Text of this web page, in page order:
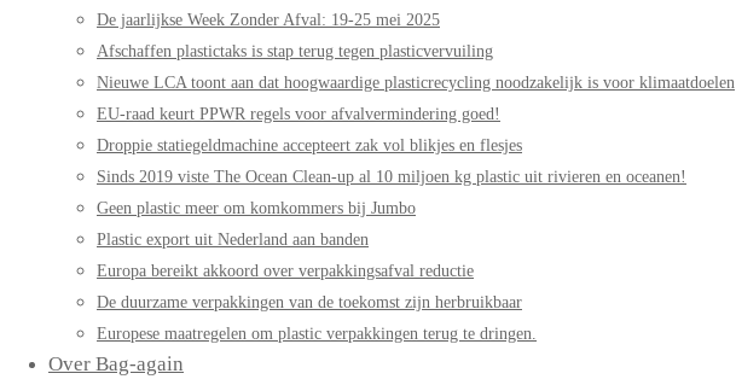
De jaarlijkse Week Zonder Afval: 19-25 mei 2025
Afschaffen plastictaks is stap terug tegen plasticvervuiling
Nieuwe LCA toont aan dat hoogwaardige plasticrecycling noodzakelijk is voor klimaatdoelen
EU-raad keurt PPWR regels voor afvalvermindering goed!
Droppie statiegeldmachine accepteert zak vol blikjes en flesjes
Sinds 2019 viste The Ocean Clean-up al 10 miljoen kg plastic uit rivieren en oceanen!
Geen plastic meer om komkommers bij Jumbo
Plastic export uit Nederland aan banden
Europa bereikt akkoord over verpakkingsafval reductie
De duurzame verpakkingen van de toekomst zijn herbruikbaar
Europese maatregelen om plastic verpakkingen terug te dringen.
Over Bag-again